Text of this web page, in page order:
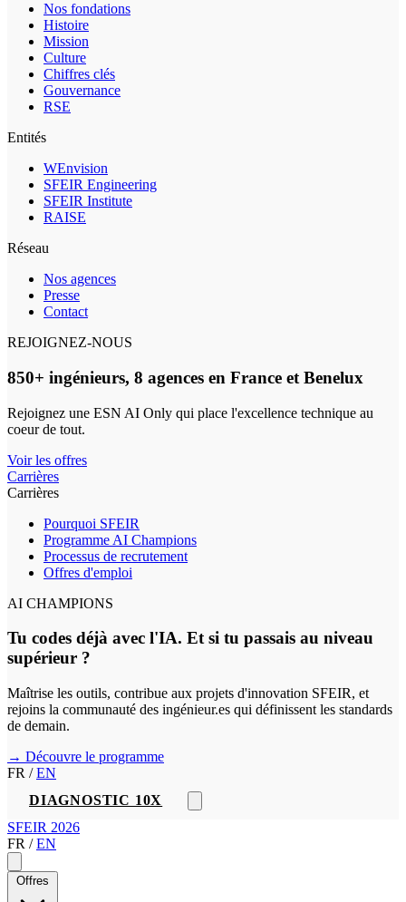
Nos fondations
Histoire
Mission
Culture
Chiffres clés
Gouvernance
RSE
Entités
WEnvision
SFEIR Engineering
SFEIR Institute
RAISE
Réseau
Nos agences
Presse
Contact
REJOIGNEZ-NOUS
850+ ingénieurs, 8 agences en France et Benelux
Rejoignez une ESN AI Only qui place l'excellence technique au
coeur de tout.
Voir les offres
Carrières
Carrières
Pourquoi SFEIR
Programme AI Champions
Processus de recrutement
Offres d'emploi
AI CHAMPIONS
Tu codes déjà avec l'IA. Et si tu passais au niveau
supérieur ?
Maîtrise les outils, contribue aux projets d'innovation SFEIR, et
rejoins la communauté des ingénieur.es qui définissent les standards
de demain.
→ Découvre le programme
FR / EN
DIAGNOSTIC 10X
SFEIR 2026
FR / EN
Offres